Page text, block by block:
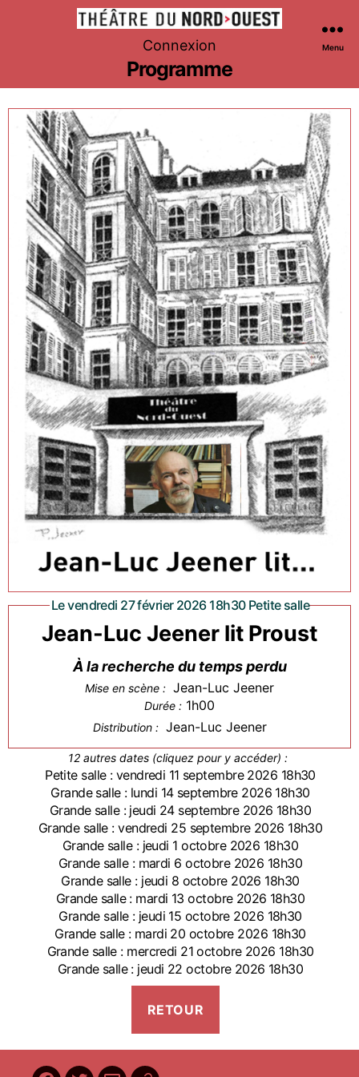
Théâtre
du
Nord-
Ouest
Connexion Menu
Programme
Le vendredi 27 février 2026 18h30 Petite salle
Jean-Luc Jeener lit Proust
À la recherche du temps perdu
Mise en scène : Jean-Luc Jeener
Durée : 1h00
Distribution : Jean-Luc Jeener
12 autres dates (cliquez pour y accéder) :
Petite salle : vendredi 11 septembre 2026 18h30
Grande salle : lundi 14 septembre 2026 18h30
Grande salle : jeudi 24 septembre 2026 18h30
Grande salle : vendredi 25 septembre 2026 18h30
Grande salle : jeudi 1 octobre 2026 18h30
Grande salle : mardi 6 octobre 2026 18h30
Grande salle : jeudi 8 octobre 2026 18h30
Grande salle : mardi 13 octobre 2026 18h30
Grande salle : jeudi 15 octobre 2026 18h30
Grande salle : mardi 20 octobre 2026 18h30
Grande salle : mercredi 21 octobre 2026 18h30
Grande salle : jeudi 22 octobre 2026 18h30